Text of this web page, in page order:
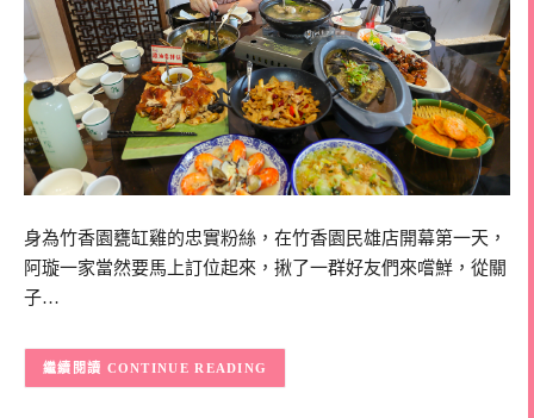
身為竹香園甕缸雞的忠實粉絲，在竹香園民雄店開幕第一天，
阿璇一家當然要馬上訂位起來，揪了一群好友們來嚐鮮，從關
子…
CONTINUE READING